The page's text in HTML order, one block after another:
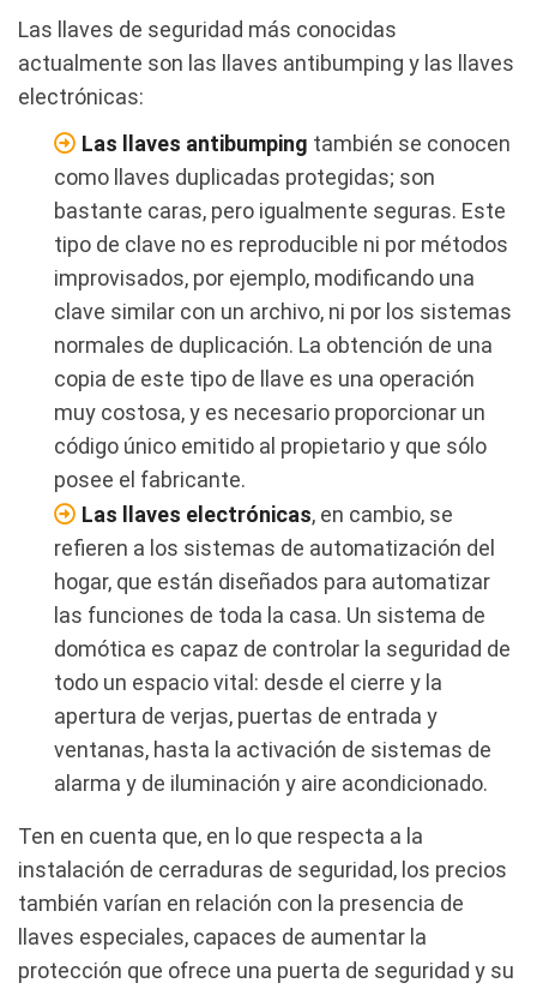
Las llaves de seguridad más conocidas
actualmente son las llaves antibumping y las llaves
electrónicas:
Las llaves antibumping también se conocen
como llaves duplicadas protegidas; son
bastante caras, pero igualmente seguras. Este
tipo de clave no es reproducible ni por métodos
improvisados, por ejemplo, modificando una
clave similar con un archivo, ni por los sistemas
normales de duplicación. La obtención de una
copia de este tipo de llave es una operación
muy costosa, y es necesario proporcionar un
código único emitido al propietario y que sólo
posee el fabricante.
Las llaves electrónicas, en cambio, se
refieren a los sistemas de automatización del
hogar, que están diseñados para automatizar
las funciones de toda la casa. Un sistema de
domótica es capaz de controlar la seguridad de
todo un espacio vital: desde el cierre y la
apertura de verjas, puertas de entrada y
ventanas, hasta la activación de sistemas de
alarma y de iluminación y aire acondicionado.
Ten en cuenta que, en lo que respecta a la
instalación de cerraduras de seguridad, los precios
también varían en relación con la presencia de
llaves especiales, capaces de aumentar la
protección que ofrece una puerta de seguridad y su